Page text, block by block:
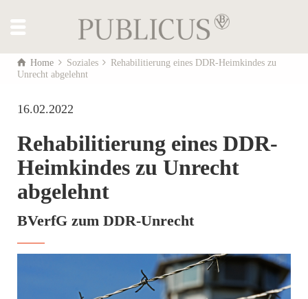
Home Soziales
Rehabilitierung eines DDR-Heimkindes zu
Unrecht abgelehnt
16.02.2022
Rehabilitierung eines DDR-
Heimkindes zu Unrecht
abgelehnt
BVerfG zum DDR-Unrecht